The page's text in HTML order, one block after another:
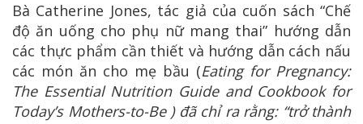
Bà Catherine Jones, tác giả của cuốn sách “Chế
độ ăn uống cho phụ nữ mang thai” hướng dẫn
các thực phẩm cần thiết và hướng dẫn cách nấu
các món ăn cho mẹ bầu (Eating for Pregnancy:
The Essential Nutrition Guide and Cookbook for
Today’s Mothers-to-Be ) đã chỉ ra rằng: “trở thành